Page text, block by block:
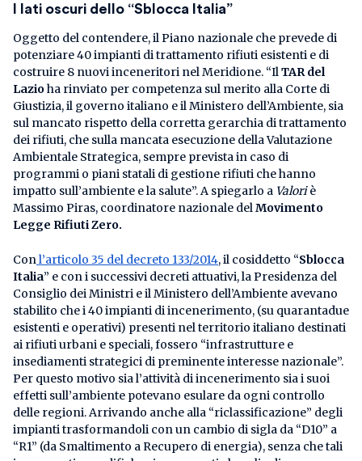
I lati oscuri dello “Sblocca Italia”
Oggetto del contendere, il Piano nazionale che prevede di
potenziare 40 impianti di trattamento rifiuti esistenti e di
costruire 8 nuovi inceneritori nel Meridione. “IlTAR del
Lazioha rinviato per competenza sul merito alla Corte di
Giustizia, il governo italiano e il Ministero dell’Ambiente, sia
sul mancato rispetto della corretta gerarchia di trattamento
dei rifiuti, che sulla mancata esecuzione della Valutazione
Ambientale Strategica, sempre prevista in caso di
programmi o piani statali di gestione rifiuti che hanno
impatto sull’ambiente e la salute”. A spiegarlo a Valoriè
Massimo Piras, coordinatore nazionale delMovimento
Legge Rifiuti Zero.
Con l’articolo 35 del decreto 133/2014, il cosiddetto “Sblocca
Italia” e con i successivi decreti attuativi, la Presidenza del
Consiglio dei Ministri e il Ministero dell’Ambiente avevano
stabilito che i 40 impianti di incenerimento, (su quarantadue
esistenti e operativi) presenti nel territorio italiano destinati
ai rifiuti urbani e speciali, fossero “infrastrutture e
insediamenti strategici di preminente interesse nazionale”.
Per questo motivo sia l’attività di incenerimento sia i suoi
effetti sull’ambiente potevano esulare da ogni controllo
delle regioni. Arrivando anche alla “riclassificazione” degli
impianti trasformandoli con un cambio di sigla da “D10” a
“R1” (da Smaltimento a Recupero di energia), senza che tali